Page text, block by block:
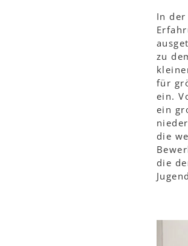
In
zu
für
ein.
ein
die
die